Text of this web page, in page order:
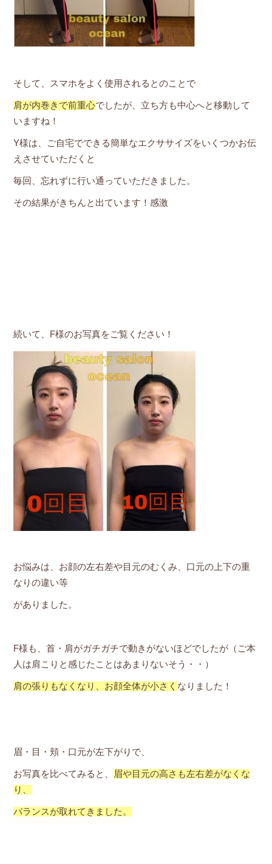
そして、スマホをよく使用されるとのことで
肩が内巻きで前重心でしたが、立ち方も中心へと移動して
いますね！
Y様は、ご自宅でできる簡単なエクササイズをいくつかお伝
えさせていただくと
毎回、忘れずに行い通っていただきました。
その結果がきちんと出ています！感激
続いて、F様のお写真をご覧ください！
お悩みは、お顔の左右差や目元のむくみ、口元の上下の重
なりの違い等
がありました。
F様も、首・肩がガチガチで動きがないほどでしたが（ご本
人は肩こりと感じたことはあまりないそう・・）
肩の張りもなくなり、お顔全体が小さく なりました！
眉・目・頬・口元が左下がりで、
お写真を比べてみると、
眉や目元の高さも左右差がなくな
り、
バランスが取れてきました。